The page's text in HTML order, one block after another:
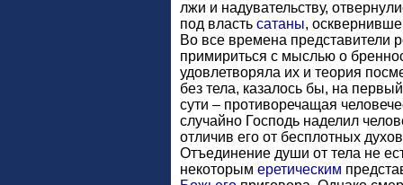
лжи и надувательству,
под власть сатаны,
Во все времена представители
примириться с мыслью о
удовлетворяла их и теория
без тела, казалось бы, на
сути – противоречащая
случайно Господь наделил
отличив его от бесплотных
Отъединение души от тела не
некоторым еретическим